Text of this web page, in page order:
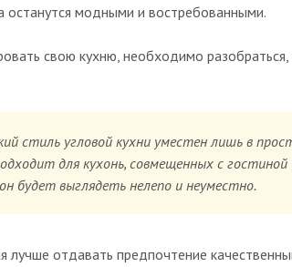
останутся модными и востребованными.
свою кухню, необходимо
стиль угловой кухни уместен лишь в
для кухонь, совмещенных с
будет выглядеть нелепо и неуместно.
лучше отдавать предпочтение